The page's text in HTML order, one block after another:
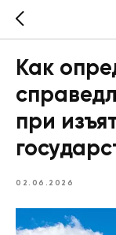
Как
при
02.06.2026